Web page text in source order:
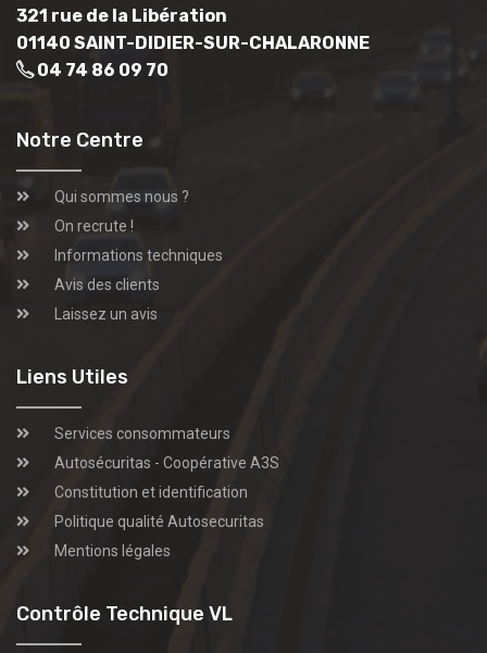
321 rue de la Libération
01140 SAINT-DIDIER-SUR-CHALARONNE
04 74 86 09 70
Notre Centre
Qui sommes nous ?
On recrute !
Informations techniques
Avis des clients
Laissez un avis
Liens Utiles
Services consommateurs
Autosécuritas - Coopérative A3S
Constitution et identification
Politique qualité Autosecuritas
Mentions légales
Contrôle Technique VL